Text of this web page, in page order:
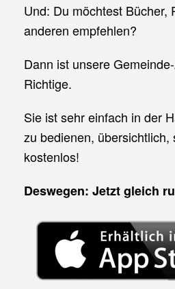
Und: Du möchtest Bücher,
anderen empfehlen?
Dann ist unsere
Richtige.
Sie ist sehr einfach in der
zu bedienen, übersichtlich,
kostenlos!
Deswegen: Jetzt gleich